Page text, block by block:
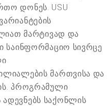
დონეს. USU
მარტივად და
საინფორმაციო სივრცე
მართვისა და
პროგრამული
საქონლის